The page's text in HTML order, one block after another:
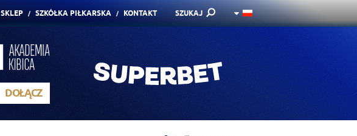
SKLEP SZKÓŁKA PIŁKARSKA KONTAKT SZUKAJ
DOŁĄCZ